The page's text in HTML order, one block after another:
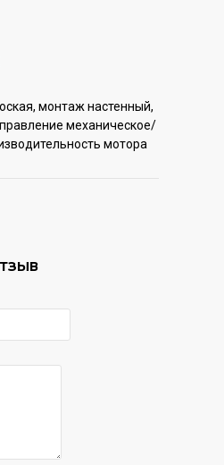
монтаж настенный,
механическое/
мотора
сталь